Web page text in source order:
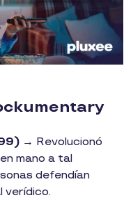
→ Revolucionó
mano a tal
defendían
verídico.